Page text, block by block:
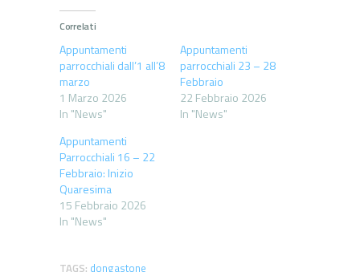
Correlati
Appuntamenti
parrocchiali dall’1 all’8
marzo
1 Marzo 2026
In "News"
Appuntamenti
parrocchiali 23 – 28
Febbraio
22 Febbraio 2026
In "News"
Appuntamenti
Parrocchiali 16 – 22
Febbraio: Inizio
Quaresima
15 Febbraio 2026
In "News"
TAGS: dongastone